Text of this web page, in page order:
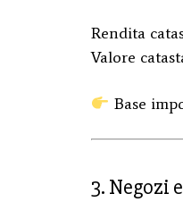
Rendita
Valore
Base
3. Negozi